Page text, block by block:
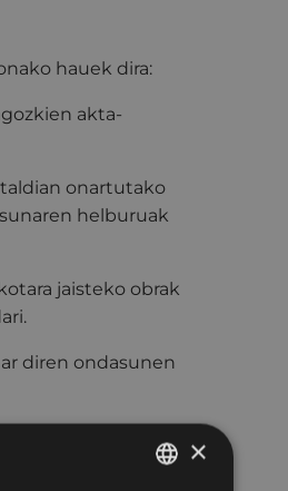
hauek dira:
akta-
onartutako
helburuak
jaisteko obrak
diren ondasunen
zuzkidura
×